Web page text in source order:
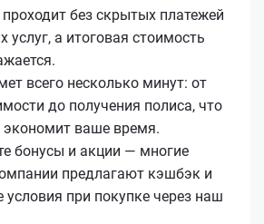
без скрытых платежей
услуг, а итоговая стоимость
всего несколько минут: от
до получения полиса, что
экономит ваше время.
бонусы и акции — многие
предлагают кэшбэк и
условия при покупке через наш